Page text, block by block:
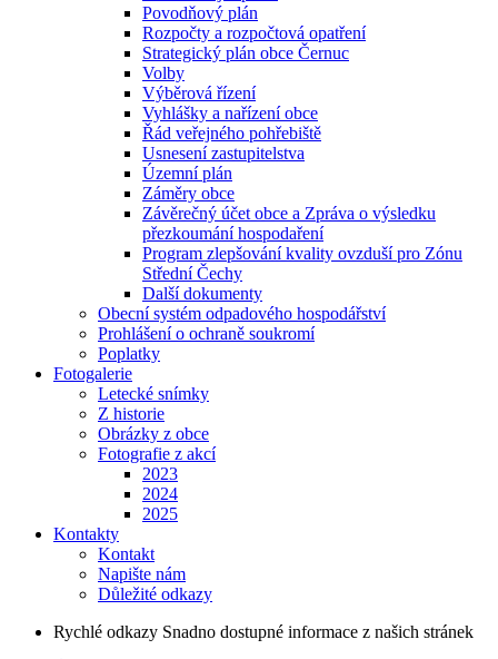
Povodňový plán
Rozpočty a rozpočtová opatření
Strategický plán obce Černuc
Volby
Výběrová řízení
Vyhlášky a nařízení obce
Řád veřejného pohřebiště
Usnesení zastupitelstva
Územní plán
Záměry obce
Závěrečný účet obce a Zpráva o výsledku
přezkoumání hospodaření
Program zlepšování kvality ovzduší pro Zónu
Střední Čechy
Další dokumenty
Obecní systém odpadového hospodářství
Prohlášení o ochraně soukromí
Poplatky
Fotogalerie
Letecké snímky
Z historie
Obrázky z obce
Fotografie z akcí
2023
2024
2025
Kontakty
Kontakt
Napište nám
Důležité odkazy
Rychlé odkazy Snadno dostupné informace z našich stránek